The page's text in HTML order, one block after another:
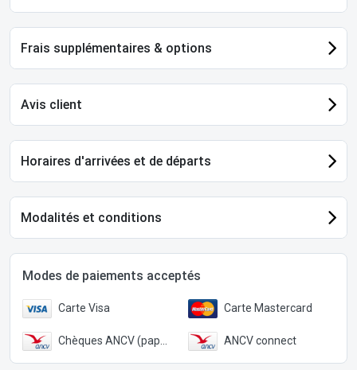
Frais supplémentaires & options
Avis client
Horaires d'arrivées et de départs
Modalités et conditions
Modes de paiements acceptés
Carte Visa Carte Mastercard
Chèques ANCV (papier) ANCV connect